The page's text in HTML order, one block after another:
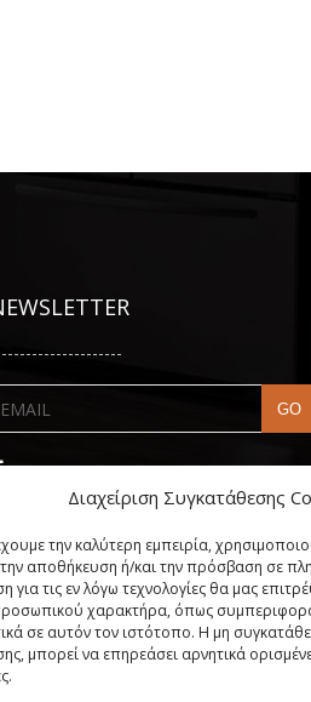
Διαχείριση Συγκατάθεσης
την καλύτερη εμπειρία,
αποθήκευση ή/και την πρόσβαση σε
για τις εν λόγω τεχνολογίες θα μας
χαρακτήρα, όπως
σε αυτόν τον ιστότοπο. Η μη
μπορεί να επηρεάσει αρνητικά